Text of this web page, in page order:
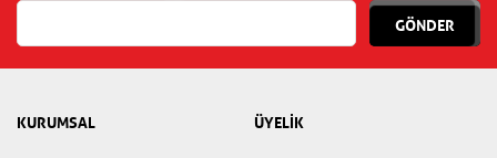
GÖNDER
KURUMSAL ÜYELİK